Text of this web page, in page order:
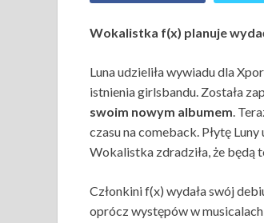
Wokalistka f(x) planuje
Luna udzieliła wywiadu dla
istnienia girlsbandu. Została
swoim nowym albumem.
czasu na comeback. Płytę
Wokalistka zdradziła, że będą
Członkini f(x) wydała swój
oprócz występów w